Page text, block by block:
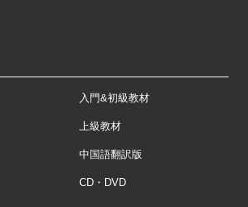
入門&初級教材
上級教材
中国語翻訳版
CD・DVD